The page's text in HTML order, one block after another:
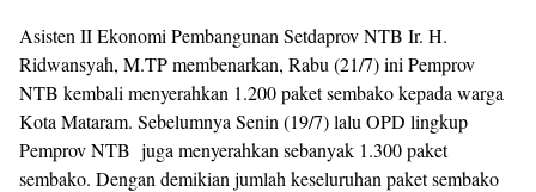
Asisten II Ekonomi Pembangunan Setdaprov NTB Ir. H.
Ridwansyah, M.TP membenarkan, Rabu (21/7) ini Pemprov
NTB kembali menyerahkan 1.200 paket sembako kepada warga
Kota Mataram. Sebelumnya Senin (19/7) lalu OPD lingkup
Pemprov NTB juga menyerahkan sebanyak 1.300 paket
sembako. Dengan demikian jumlah keseluruhan paket sembako